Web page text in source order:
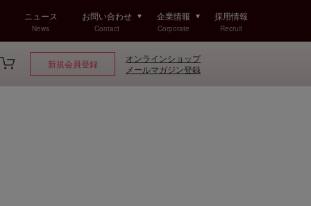
ニュース
News
お問い合わせ
Contact
企業情報
Corporate
採用情報
Recruit
新規会員登録
オンラインショップ
メールマガジン登録